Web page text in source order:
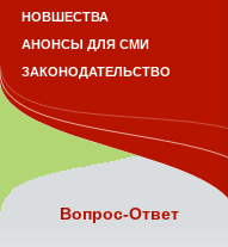
НОВШЕСТВА
АНОНСЫ ДЛЯ СМИ
ЗАКОНОДАТЕЛЬСТВО
Вопрос-Ответ